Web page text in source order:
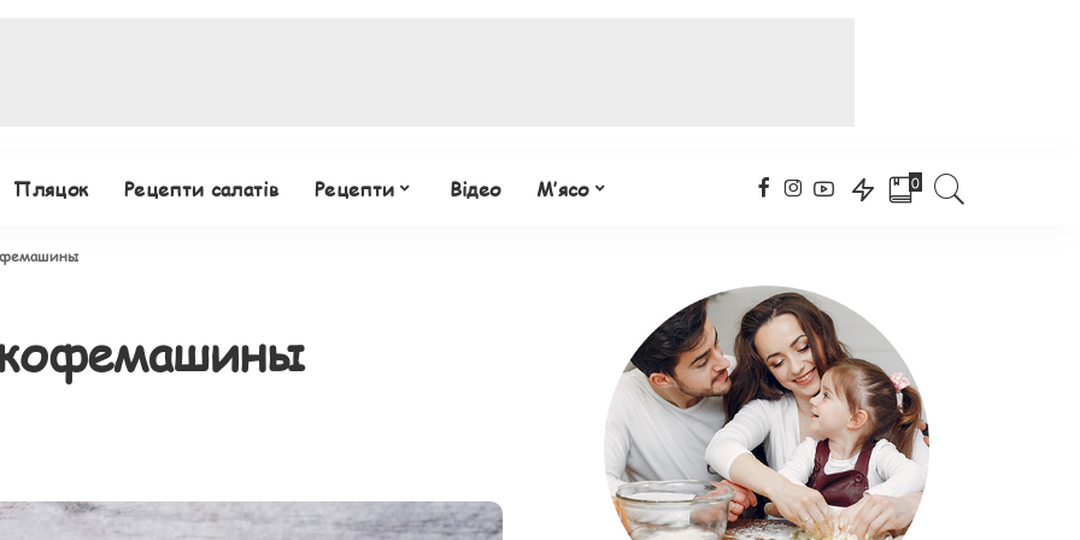
Пляцок Рецепти салатів Рецепти Відео М’ясо 0